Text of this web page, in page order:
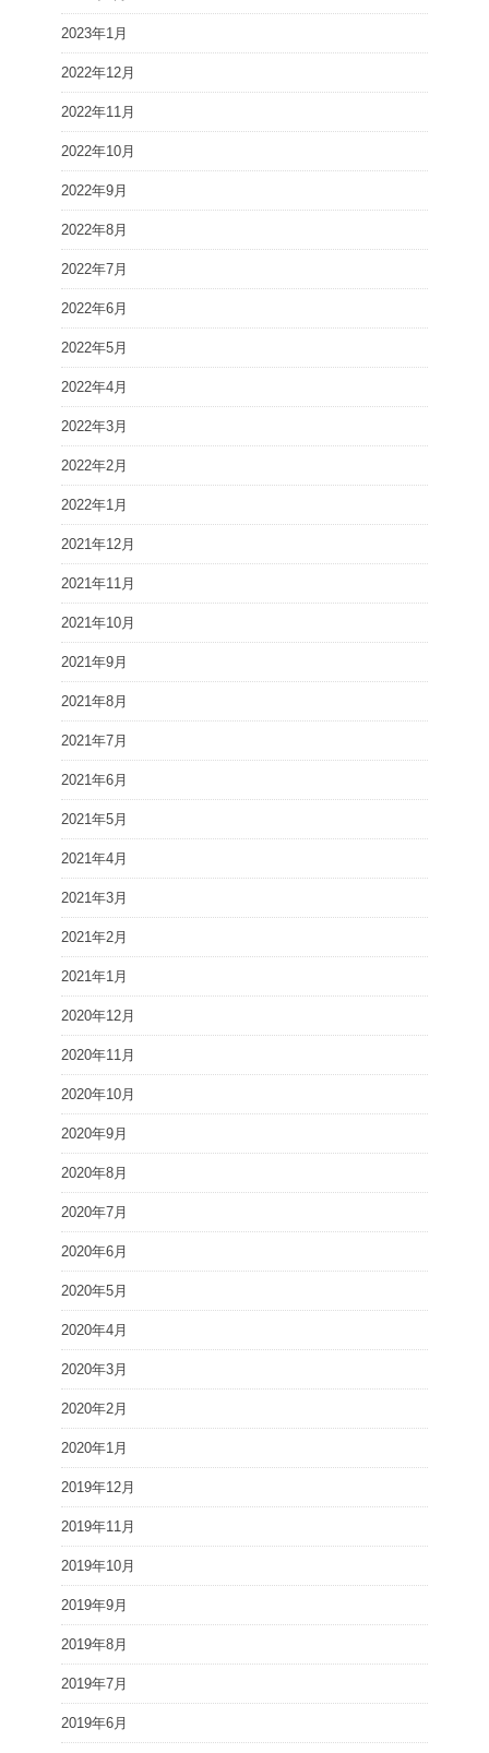
2023年1月
2022年12月
2022年11月
2022年10月
2022年9月
2022年8月
2022年7月
2022年6月
2022年5月
2022年4月
2022年3月
2022年2月
2022年1月
2021年12月
2021年11月
2021年10月
2021年9月
2021年8月
2021年7月
2021年6月
2021年5月
2021年4月
2021年3月
2021年2月
2021年1月
2020年12月
2020年11月
2020年10月
2020年9月
2020年8月
2020年7月
2020年6月
2020年5月
2020年4月
2020年3月
2020年2月
2020年1月
2019年12月
2019年11月
2019年10月
2019年9月
2019年8月
2019年7月
2019年6月